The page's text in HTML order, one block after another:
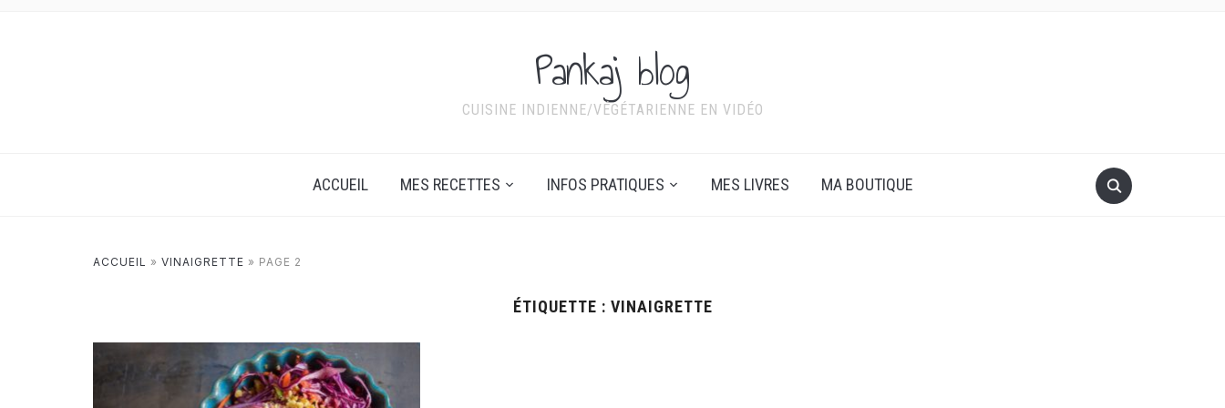
Pankaj blog
CUISINE INDIENNE/VÉGÉTARIENNE EN VIDÉO
ACCUEIL MES RECETTES INFOS PRATIQUES MES LIVRES MA BOUTIQUE
ACCUEIL » VINAIGRETTE » PAGE 2
ÉTIQUETTE : VINAIGRETTE